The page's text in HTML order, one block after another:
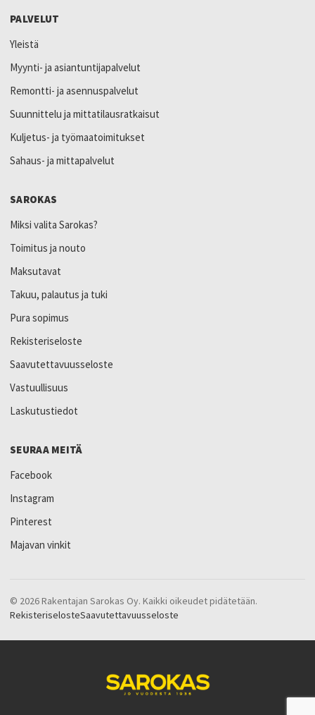
PALVELUT
Yleistä
Myynti- ja asiantuntijapalvelut
Remontti- ja asennuspalvelut
Suunnittelu ja mittatilausratkaisut
Kuljetus- ja työmaatoimitukset
Sahaus- ja mittapalvelut
SAROKAS
Miksi valita Sarokas?
Toimitus ja nouto
Maksutavat
Takuu, palautus ja tuki
Pura sopimus
Rekisteriseloste
Saavutettavuusseloste
Vastuullisuus
Laskutustiedot
SEURAA MEITÄ
Facebook
Instagram
Pinterest
Majavan vinkit
© 2026 Rakentajan Sarokas Oy. Kaikki oikeudet pidätetään.
RekisteriselosteSaavutettavuusseloste